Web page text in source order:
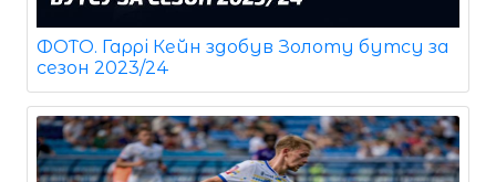
ФОТО. Гаррі Кейн здобув Золоту бутсу за
сезон 2023/24